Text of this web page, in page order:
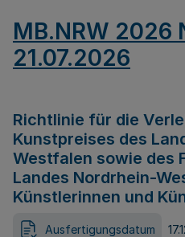
MB.NRW 2026
21.07.2026
Richtlinie für die
Kunstpreises des
Westfalen sowie des
Landes Nordrhein-
Künstlerinnen und
Ausfertigungsdatum